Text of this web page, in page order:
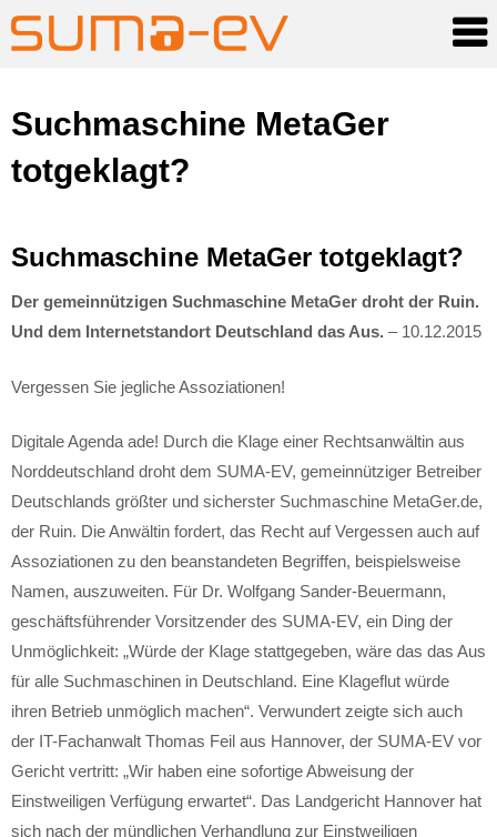
Skip
content
Suchmaschine MetaGer
totgeklagt?
Suchmaschine MetaGer totgeklagt?
Der gemeinnützigen Suchmaschine MetaGer droht der Ruin.
Und dem Internetstandort Deutschland das Aus. – 10.12.2015
Vergessen Sie jegliche Assoziationen!
Digitale Agenda ade! Durch die Klage einer Rechtsanwältin aus
Norddeutschland droht dem SUMA-EV, gemeinnütziger Betreiber
Deutschlands größter und sicherster Suchmaschine MetaGer.de,
der Ruin. Die Anwältin fordert, das Recht auf Vergessen auch auf
Assoziationen zu den beanstandeten Begriffen, beispielsweise
Namen, auszuweiten. Für Dr. Wolfgang Sander-Beuermann,
geschäftsführender Vorsitzender des SUMA-EV, ein Ding der
Unmöglichkeit: „Würde der Klage stattgegeben, wäre das das Aus
für alle Suchmaschinen in Deutschland. Eine Klageflut würde
ihren Betrieb unmöglich machen“. Verwundert zeigte sich auch
der IT-Fachanwalt Thomas Feil aus Hannover, der SUMA-EV vor
Gericht vertritt: „Wir haben eine sofortige Abweisung der
Einstweiligen Verfügung erwartet“. Das Landgericht Hannover hat
sich nach der mündlichen Verhandlung zur Einstweiligen